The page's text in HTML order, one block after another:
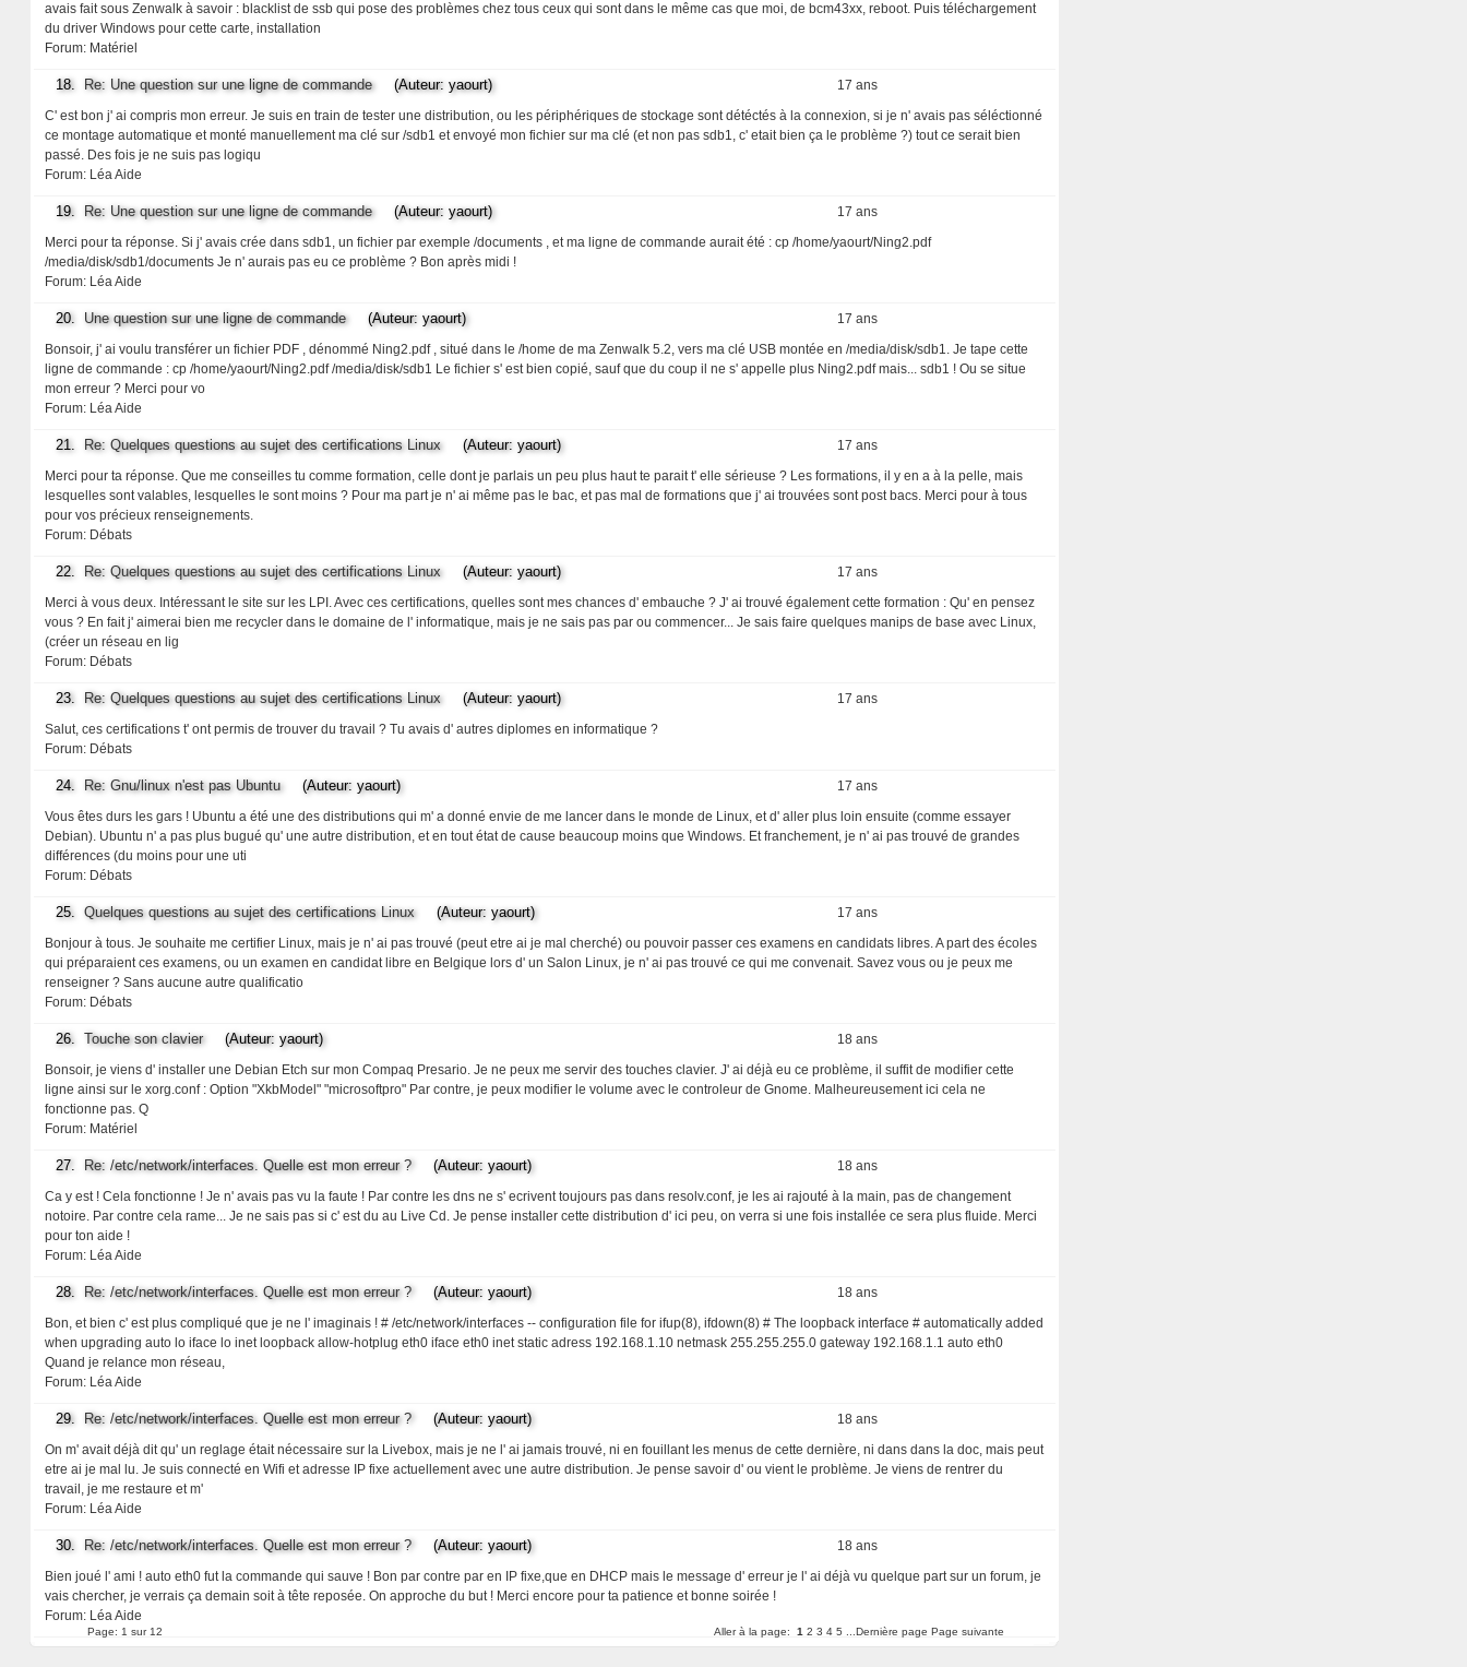
avais fait sous Zenwalk à savoir : blacklist de ssb qui pose des problèmes chez tous ceux qui sont dans le même cas que moi, de bcm43xx, reboot. Puis téléchargement
du driver Windows pour cette carte, installation
Forum: Matériel
17 ans
18. Re: Une question sur une ligne de commande (Auteur: yaourt)
C' est bon j' ai compris mon erreur. Je suis en train de tester une distribution, ou les périphériques de stockage sont détéctés à la connexion, si je n' avais pas séléctionné
ce montage automatique et monté manuellement ma clé sur /sdb1 et envoyé mon fichier sur ma clé (et non pas sdb1, c' etait bien ça le problème ?) tout ce serait bien
passé. Des fois je ne suis pas logiqu
Forum: Léa Aide
17 ans
19. Re: Une question sur une ligne de commande (Auteur: yaourt)
Merci pour ta réponse. Si j' avais crée dans sdb1, un fichier par exemple /documents , et ma ligne de commande aurait été : cp /home/yaourt/Ning2.pdf
/media/disk/sdb1/documents Je n' aurais pas eu ce problème ? Bon après midi !
Forum: Léa Aide
17 ans
20. Une question sur une ligne de commande (Auteur: yaourt)
Bonsoir, j' ai voulu transférer un fichier PDF , dénommé Ning2.pdf , situé dans le /home de ma Zenwalk 5.2, vers ma clé USB montée en /media/disk/sdb1. Je tape cette
ligne de commande : cp /home/yaourt/Ning2.pdf /media/disk/sdb1 Le fichier s' est bien copié, sauf que du coup il ne s' appelle plus Ning2.pdf mais... sdb1 ! Ou se situe
mon erreur ? Merci pour vo
Forum: Léa Aide
17 ans
21. Re: Quelques questions au sujet des certifications Linux(Auteur: yaourt)
Merci pour ta réponse. Que me conseilles tu comme formation, celle dont je parlais un peu plus haut te parait t' elle sérieuse ? Les formations, il y en a à la pelle, mais
lesquelles sont valables, lesquelles le sont moins ? Pour ma part je n' ai même pas le bac, et pas mal de formations que j' ai trouvées sont post bacs. Merci pour à tous
pour vos précieux renseignements.
Forum: Débats
17 ans
22. Re: Quelques questions au sujet des certifications Linux(Auteur: yaourt)
Merci à vous deux. Intéressant le site sur les LPI. Avec ces certifications, quelles sont mes chances d' embauche ? J' ai trouvé également cette formation : Qu' en pensez
vous ? En fait j' aimerai bien me recycler dans le domaine de l' informatique, mais je ne sais pas par ou commencer... Je sais faire quelques manips de base avec Linux,
(créer un réseau en lig
Forum: Débats
17 ans
23. Re: Quelques questions au sujet des certifications Linux(Auteur: yaourt)
Salut, ces certifications t' ont permis de trouver du travail ? Tu avais d' autres diplomes en informatique ?
Forum: Débats
17 ans
24. Re: Gnu/linux n'est pas Ubuntu(Auteur: yaourt)
Vous êtes durs les gars ! Ubuntu a été une des distributions qui m' a donné envie de me lancer dans le monde de Linux, et d' aller plus loin ensuite (comme essayer
Debian). Ubuntu n' a pas plus bugué qu' une autre distribution, et en tout état de cause beaucoup moins que Windows. Et franchement, je n' ai pas trouvé de grandes
différences (du moins pour une uti
Forum: Débats
17 ans
25. Quelques questions au sujet des certifications Linux(Auteur: yaourt)
Bonjour à tous. Je souhaite me certifier Linux, mais je n' ai pas trouvé (peut etre ai je mal cherché) ou pouvoir passer ces examens en candidats libres. A part des écoles
qui préparaient ces examens, ou un examen en candidat libre en Belgique lors d' un Salon Linux, je n' ai pas trouvé ce qui me convenait. Savez vous ou je peux me
renseigner ? Sans aucune autre qualificatio
Forum: Débats
18 ans
26. Touche son clavier(Auteur: yaourt)
Bonsoir, je viens d' installer une Debian Etch sur mon Compaq Presario. Je ne peux me servir des touches clavier. J' ai déjà eu ce problème, il suffit de modifier cette
ligne ainsi sur le xorg.conf : Option "XkbModel" "microsoftpro" Par contre, je peux modifier le volume avec le controleur de Gnome. Malheureusement ici cela ne
fonctionne pas. Q
Forum: Matériel
18 ans
27. Re: /etc/network/interfaces. Quelle est mon erreur ?(Auteur: yaourt)
Ca y est ! Cela fonctionne ! Je n' avais pas vu la faute ! Par contre les dns ne s' ecrivent toujours pas dans resolv.conf, je les ai rajouté à la main, pas de changement
notoire. Par contre cela rame... Je ne sais pas si c' est du au Live Cd. Je pense installer cette distribution d' ici peu, on verra si une fois installée ce sera plus fluide. Merci
pour ton aide !
Forum: Léa Aide
18 ans
28. Re: /etc/network/interfaces. Quelle est mon erreur ?(Auteur: yaourt)
Bon, et bien c' est plus compliqué que je ne l' imaginais ! # /etc/network/interfaces -- configuration file for ifup(8), ifdown(8) # The loopback interface # automatically added
when upgrading auto lo iface lo inet loopback allow-hotplug eth0 iface eth0 inet static adress 192.168.1.10 netmask 255.255.255.0 gateway 192.168.1.1 auto eth0
Quand je relance mon réseau,
Forum: Léa Aide
18 ans
29. Re: /etc/network/interfaces. Quelle est mon erreur ?(Auteur: yaourt)
On m' avait déjà dit qu' un reglage était nécessaire sur la Livebox, mais je ne l' ai jamais trouvé, ni en fouillant les menus de cette dernière, ni dans dans la doc, mais peut
etre ai je mal lu. Je suis connecté en Wifi et adresse IP fixe actuellement avec une autre distribution. Je pense savoir d' ou vient le problème. Je viens de rentrer du
travail, je me restaure et m'
Forum: Léa Aide
18 ans
30. Re: /etc/network/interfaces. Quelle est mon erreur ?(Auteur: yaourt)
Bien joué l' ami ! auto eth0 fut la commande qui sauve ! Bon par contre par en IP fixe,que en DHCP mais le message d' erreur je l' ai déjà vu quelque part sur un forum, je
vais chercher, je verrais ça demain soit à tête reposée. On approche du but ! Merci encore pour ta patience et bonne soirée !
Forum: Léa Aide
Aller à la page: 1 2 3 4 5 ...Dernière page Page suivante
Page: 1 sur 12